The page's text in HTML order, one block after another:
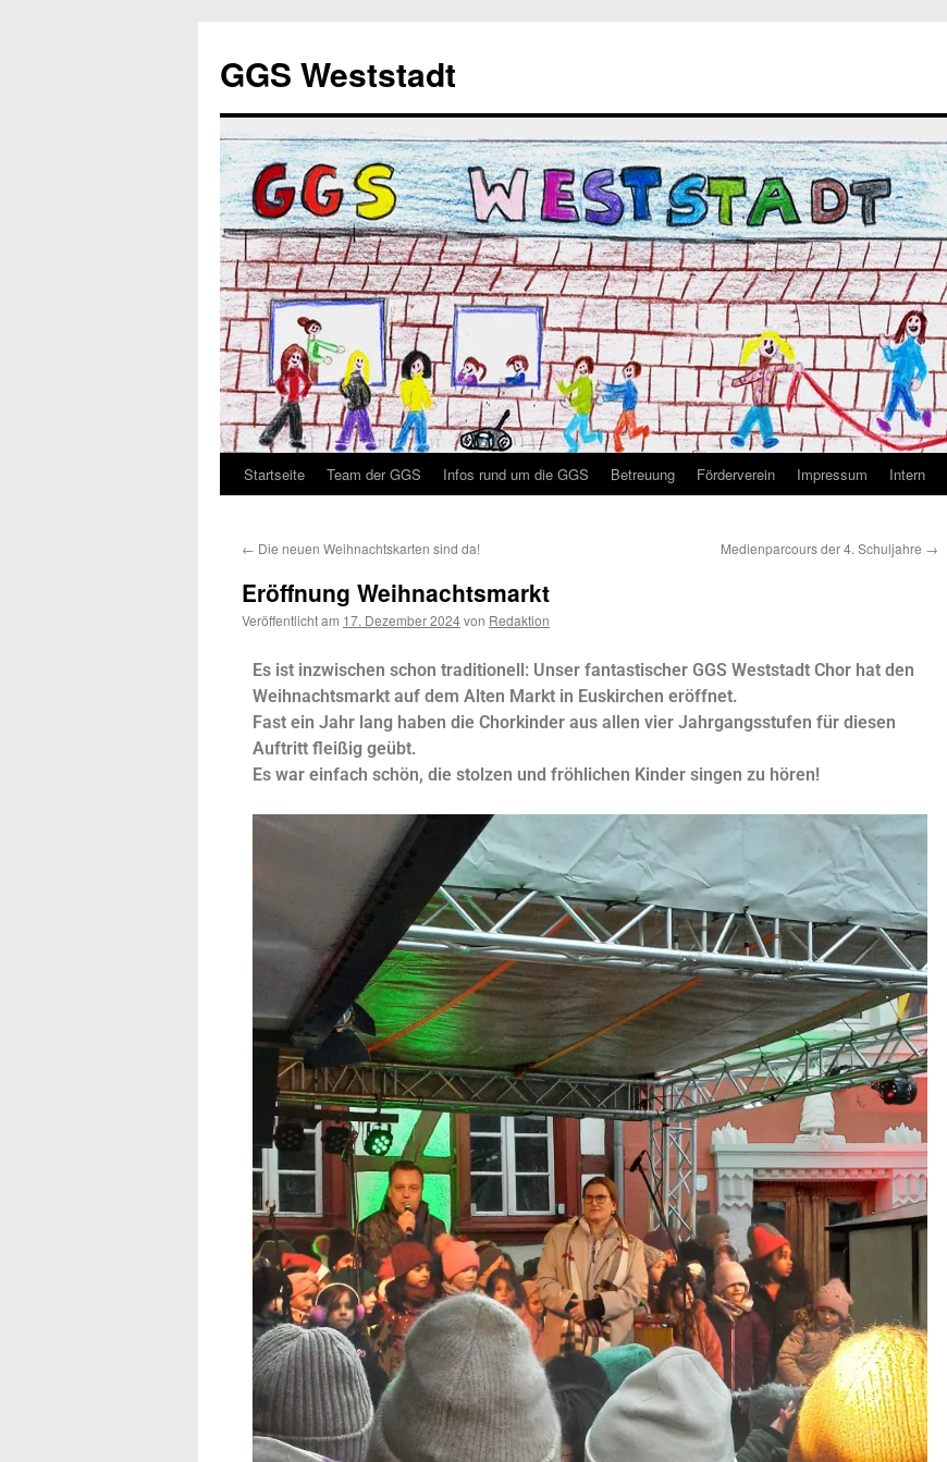
GGS Weststadt
Startseite Team der GGS Infos rund um die GGS Betreuung Förderverein Impressum Intern
← Die neuen Weihnachtskarten sind da! Medienparcours der 4. Schuljahre →
Eröffnung Weihnachtsmarkt
Veröffentlicht am 17. Dezember 2024von Redaktion
Es ist inzwischen schon traditionell: Unser fantastischer GGS Weststadt Chor hat den
Weihnachtsmarkt auf dem Alten Markt in Euskirchen eröffnet.
Fast ein Jahr lang haben die Chorkinder aus allen vier Jahrgangsstufen für diesen
Auftritt fleißig geübt.
Es war einfach schön, die stolzen und fröhlichen Kinder singen zu hören!